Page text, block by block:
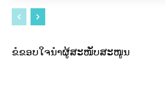
ຂໍຂອບໃຈນຳຜູ້ສະໜັບສະໜູນ